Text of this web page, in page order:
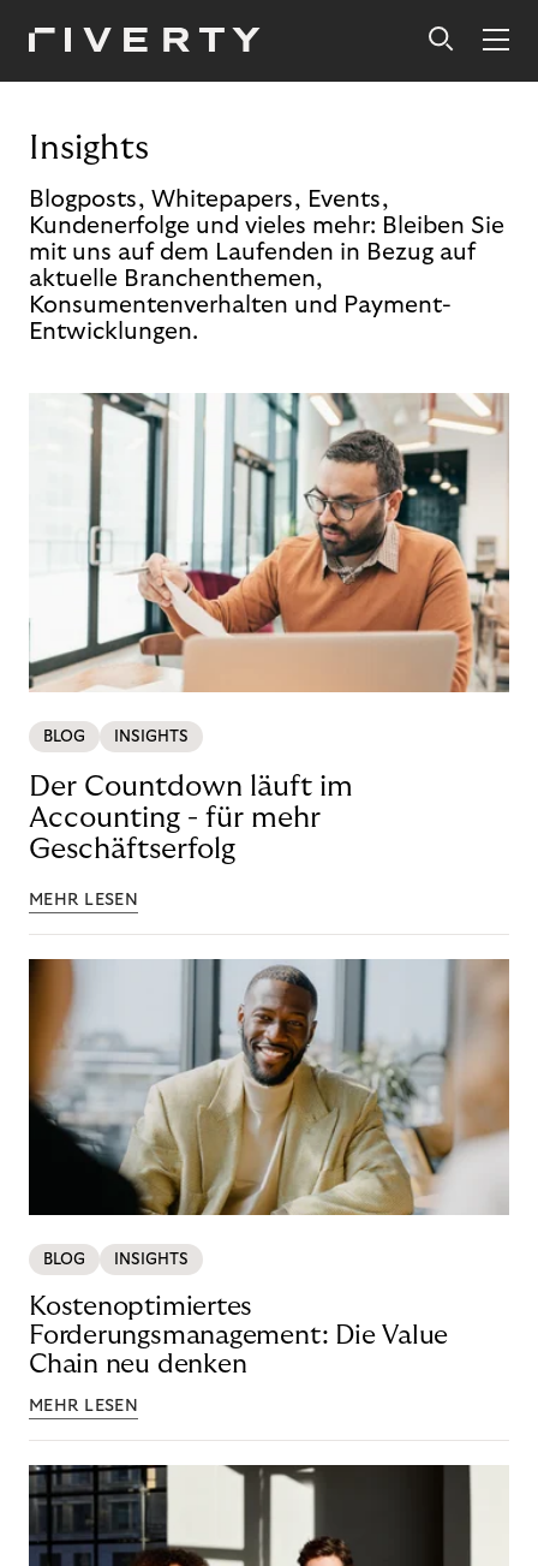
Insights
Blogposts, Whitepapers, Events,
Kundenerfolge und vieles mehr: Bleiben Sie
mit uns auf dem Laufenden in Bezug auf
aktuelle Branchenthemen,
Konsumentenverhalten und Payment-
Entwicklungen.
BLOG INSIGHTS
Der Countdown läuft im
Accounting - für mehr
Geschäftserfolg
MEHR LESEN
BLOG INSIGHTS
Kostenoptimiertes
Forderungsmanagement: Die Value
Chain neu denken
MEHR LESEN